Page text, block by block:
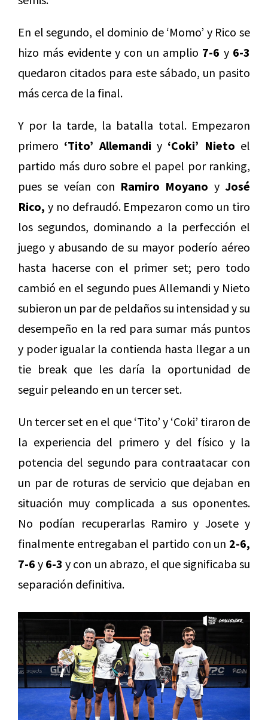
En el segundo, el dominio de ‘Momo’ y Rico se
hizo más evidente y con un amplio 7-6 y 6-3
quedaron citados para este sábado, un pasito
más cerca de la final.
Y por la tarde, la batalla total. Empezaron
primero ‘Tito’ Allemandi y ‘Coki’ Nieto el
partido más duro sobre el papel por ranking,
pues se veían con Ramiro Moyano yJosé
Rico, y no defraudó. Empezaron como un tiro
los segundos, dominando a la perfección el
juego y abusando de su mayor poderío aéreo
hasta hacerse con el primer set; pero todo
cambió en el segundo pues Allemandi y Nieto
subieron un par de peldaños su intensidad y su
desempeño en la red para sumar más puntos
y poder igualar la contienda hasta llegar a un
tie break que les daría la oportunidad de
seguir peleando en un tercer set.
Un tercer set en el que ‘Tito’ y ‘Coki’ tiraron de
la experiencia del primero y del físico y la
potencia del segundo para contraatacar con
un par de roturas de servicio que dejaban en
situación muy complicada a sus oponentes.
No podían recuperarlas Ramiro y Josete y
finalmente entregaban el partido con un 2-6,
7-6 y 6-3 y con un abrazo, el que significaba su
separación definitiva.